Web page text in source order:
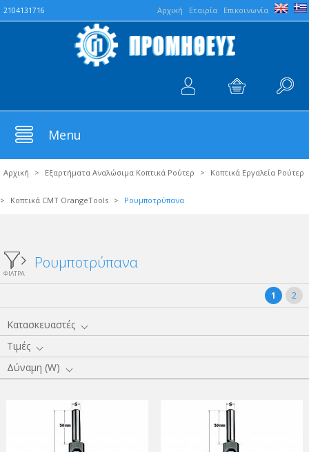
Aρχική Εταιρία Επικοινωνία
2104131716
Menu
Αρχική > Εξαρτήματα Αναλώσιμα Κοπτικά Ρούτερ > Κοπτικά Εργαλεία Ρούτερ
> Κοπτικά CMT OrangeTools > Ρουμποτρύπανα
ΦΙΛΤΡΑ
Ρουμποτρύπανα
1 2
Κατασκευαστές
Τιμές
Δύναμη (W)